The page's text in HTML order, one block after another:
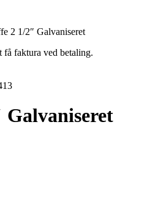
2 1/2″ Galvaniseret
faktura ved betaling.
Galvaniseret